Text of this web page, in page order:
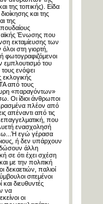
της τοπικής). Είδα
και της
της
Ένωσης που
εκταμίευσης των
στη γιορτή,
φωτογραφιζόμενοι
εμπλουτισμό του
ενόψει
εκλογικής
από τους
«παραγόντων»
Οι ίδιοι άνθρωποι
πλέον από
απέναντι από τις
επαγγελματική, που
ενασχολησή
εγώ γέρασα
ή δεν υπάρχουν
δώσουν άλλη
σε ότι έχει σχέση
με την πολιτική
παλιοί
σιτεμένοι
διευθυντές
να
οι